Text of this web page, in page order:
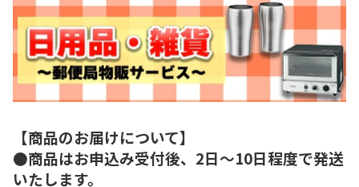
【商品のお届けについて】
●商品はお申込み受付後、2日～10日程度で発送
いたします。